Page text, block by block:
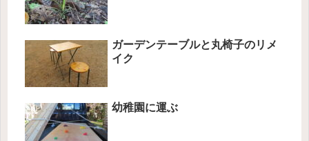
ガーデンテーブルと丸椅子のリメ
イク
幼稚園に運ぶ